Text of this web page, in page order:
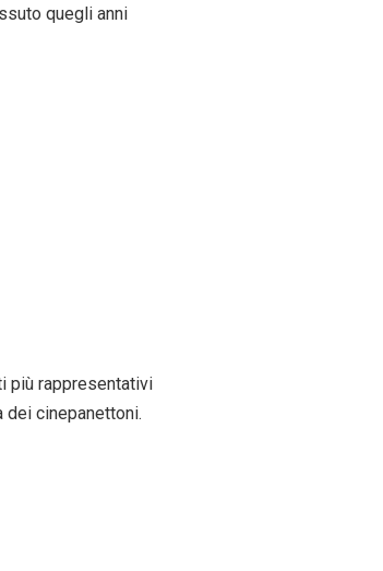
quegli anni
più rappresentativi
dei cinepanettoni.